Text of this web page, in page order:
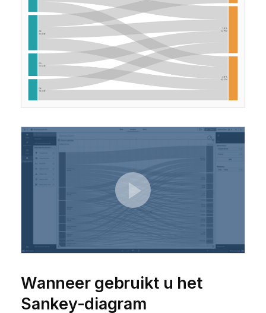
Wanneer gebruikt u het
Sankey-diagram